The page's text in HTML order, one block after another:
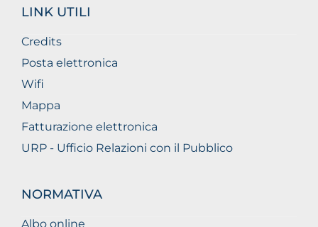
LINK UTILI
Credits
Posta elettronica
Wifi
Mappa
Fatturazione elettronica
URP - Ufficio Relazioni con il Pubblico
NORMATIVA
Albo online